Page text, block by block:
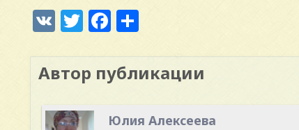
VK TwitterFacebook
Автор публикации
Юлия Алексеева